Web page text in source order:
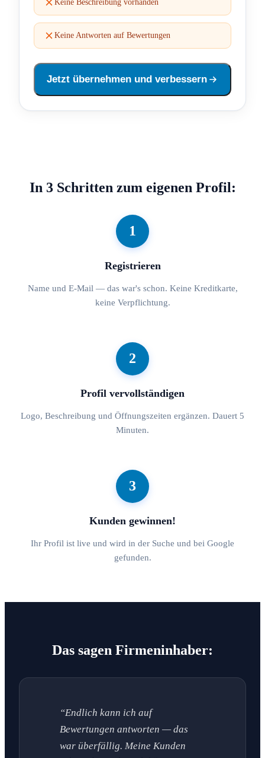
Keine Beschreibung vorhanden
Keine Antworten auf Bewertungen
Jetzt übernehmen und verbessern
In 3 Schritten zum eigenen Profil:
1
Registrieren
Name und E-Mail — das war's schon. Keine Kreditkarte,
keine Verpflichtung.
2
Profil vervollständigen
Logo, Beschreibung und Öffnungszeiten ergänzen. Dauert 5
Minuten.
3
Kunden gewinnen!
Ihr Profil ist live und wird in der Suche und bei Google
gefunden.
Das sagen Firmeninhaber:
“Endlich kann ich auf
Bewertungen antworten — das
war überfällig. Meine Kunden